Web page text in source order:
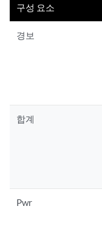
구성 요소
경보
합계
Pwr